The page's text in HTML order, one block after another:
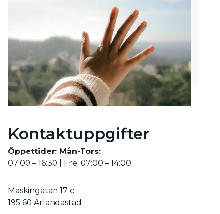
Kontaktuppgifter
Öppettider: Mån-Tors:
07:00 – 16:30 | Fre: 07:00 – 14:00
Maskingatan 17 c
195 60 Arlandastad